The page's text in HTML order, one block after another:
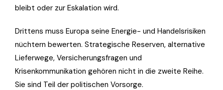
bleibt oder zur Eskalation wird.
Drittens muss Europa seine Energie- und Handelsrisiken
nüchtern bewerten. Strategische Reserven, alternative
Lieferwege, Versicherungsfragen und
Krisenkommunikation gehören nicht in die zweite Reihe.
Sie sind Teil der politischen Vorsorge.